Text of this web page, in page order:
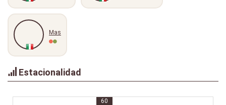
Mas
Estacionalidad
60